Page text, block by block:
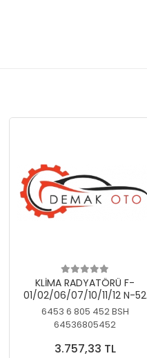
KLİMA RADYATÖRÜ F-
01/02/06/07/10/11/12 N-52
N/N-53/57/63
6453 6 805 452 BSH
64536805452
3.757,33 TL